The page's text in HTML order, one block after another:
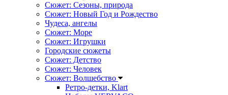
Сюжет: Сезоны, природа
Сюжет: Новый Год и Рождество
Чудеса, ангелы
Сюжет: Море
Сюжет: Игрушки
Городские сюжеты
Сюжет: Детство
Сюжет: Человек
Сюжет: Волшебство
Ретро-детки, Klart